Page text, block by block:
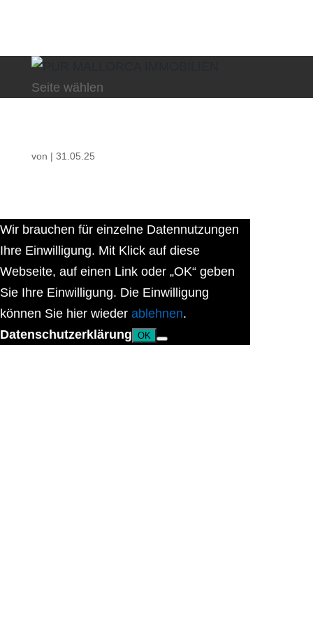
Seite wählen
von | 31.05.25
Wir brauchen für einzelne Datennutzungen
Ihre Einwilligung. Mit Klick auf diese
Webseite, auf einen Link oder „OK“ geben
Sie Ihre Einwilligung. Die Einwilligung
können Sie hier wieder ablehnen.
Datenschutzerklärung OK